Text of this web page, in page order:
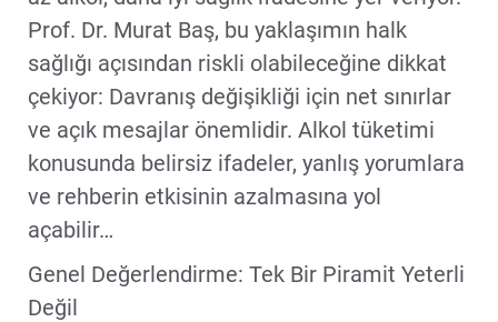
Prof. Dr. Murat Baş, bu yaklaşımın halk
sağlığı açısından riskli olabileceğine dikkat
çekiyor: Davranış değişikliği için net sınırlar
ve açık mesajlar önemlidir. Alkol tüketimi
konusunda belirsiz ifadeler, yanlış yorumlara
ve rehberin etkisinin azalmasına yol
açabilir…
Genel Değerlendirme: Tek Bir Piramit Yeterli
Değil